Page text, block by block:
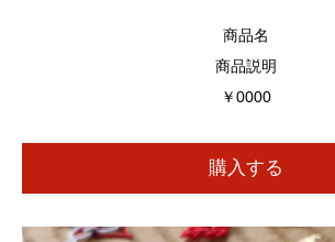
商品名
商品説明
￥0000
購入する